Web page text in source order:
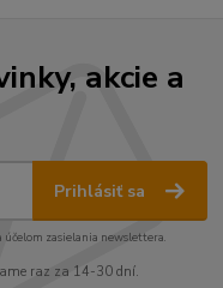
akcie a
Prihlásiť sa
účelom zasielania newslettera.
raz za 14-30 dní.